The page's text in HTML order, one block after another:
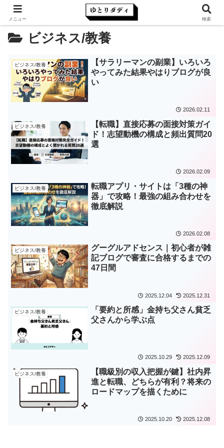
ビジネス/教養
ビジネス/教養
【サラリーマンの副業】いろいろ
やってみた結果やはりブログが良
い
2026.02.11
ビジネス/教養
【転職】直接応募の面接対策ガイ
ド！志望動機の構成と頻出質問20
選
2026.02.09
ビジネス/教養
転職アプリ・サイトは「3種の神
器」で攻略！最強の組み合わせを
徹底解説
2026.02.08
ビジネス/教養
グーグルアドセンス｜初心者が雑
記ブログで審査に合格するまでの
47日間
2025.12.04 2025.12.31
ビジネス/教養
「要約と所感」金持ち父さん貧乏
父さんから学ぶ点
2025.10.29 2025.12.09
ビジネス/教養
【職級別の収入把握が鍵】社内昇
進と転職、どちらが有利？将来の
ロードマップを描くために
2025.10.20 2025.12.08
メニュー 検索